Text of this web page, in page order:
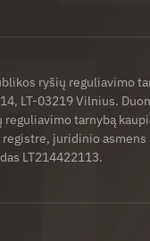
ryšių reguliavimo
LT-03219 Vilnius.
reguliavimo tarnybą
juridinio asmens
LT214422113.